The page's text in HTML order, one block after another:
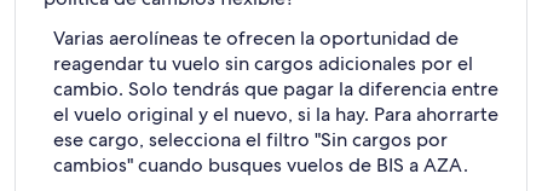
Varias aerolíneas te ofrecen la oportunidad de
reagendar tu vuelo sin cargos adicionales por el
cambio. Solo tendrás que pagar la diferencia entre
el vuelo original y el nuevo, si la hay. Para ahorrarte
ese cargo, selecciona el filtro "Sin cargos por
cambios" cuando busques vuelos de BIS a AZA.